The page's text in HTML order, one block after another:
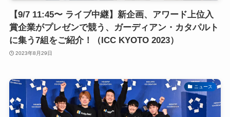
【9/7 11:45〜 ライブ中継】新企画、アワード上位入
賞企業がプレゼンで競う、ガーディアン・カタパルト
に集う7組をご紹介！（ICC KYOTO 2023）
2023年8月29日
ニュース